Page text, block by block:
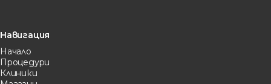
Навигация
Начало
Процедури
Клиники